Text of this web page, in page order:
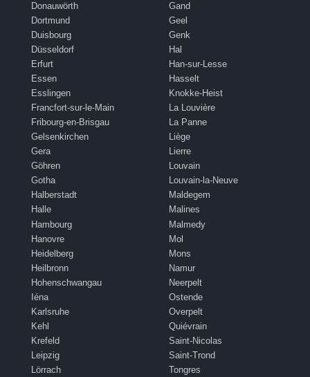
Donauwörth
Dortmund
Duisbourg
Düsseldorf
Erfurt
Essen
Esslingen
Francfort-sur-le-Main
Fribourg-en-Brisgau
Gelsenkirchen
Gera
Göhren
Gotha
Halberstadt
Halle
Hambourg
Hanovre
Heidelberg
Heilbronn
Hohenschwangau
Iéna
Karlsruhe
Kehl
Krefeld
Leipzig
Lörrach
Gand
Geel
Genk
Hal
Han-sur-Lesse
Hasselt
Knokke-Heist
La Louvière
La Panne
Liège
Lierre
Louvain
Louvain-la-Neuve
Maldegem
Malines
Malmedy
Mol
Mons
Namur
Neerpelt
Ostende
Overpelt
Quiévrain
Saint-Nicolas
Saint-Trond
Tongres